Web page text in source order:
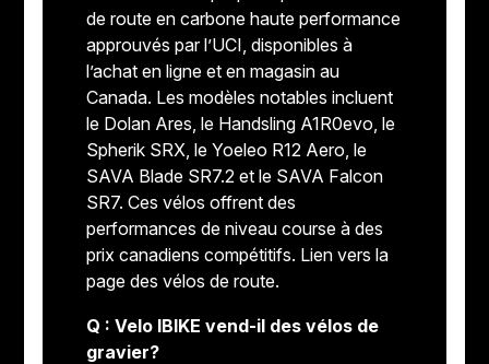
de route en carbone haute performance
approuvés par l’UCI, disponibles à
l’achat en ligne et en magasin au
Canada. Les modèles notables incluent
le Dolan Ares, le Handsling A1R0evo, le
Spherik SRX, le Yoeleo R12 Aero, le
SAVA Blade SR7.2 et le SAVA Falcon
SR7. Ces vélos offrent des
performances de niveau course à des
prix canadiens compétitifs. Lien vers la
page des vélos de route.
Q : Velo IBIKE vend-il des vélos de
gravier?